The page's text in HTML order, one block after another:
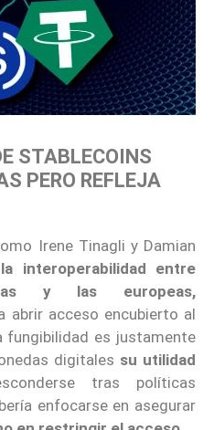
STABLECOINS
PERO REFLEJA
Irene Tinagli y Damian
interoperabilidad entre
y las europeas,
abrir acceso encubierto al
fungibilidad es justamente
digitales su utilidad
tras políticas
enfocarse en asegurar